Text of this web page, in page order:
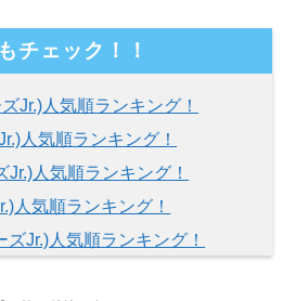
チェック！！
Jr.)人気順ランキング！
人気順ランキング！
人気順ランキング！
人気順ランキング！
Jr.)人気順ランキング！